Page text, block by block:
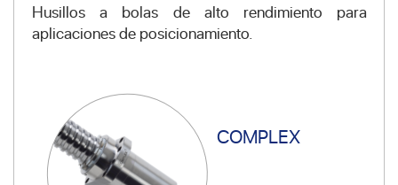
Husillos a bolas de alto rendimiento para
aplicaciones de posicionamiento.
COMPLEX